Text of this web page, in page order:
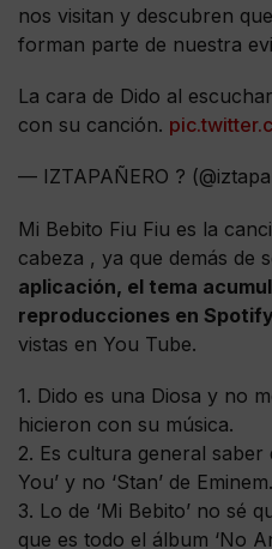
nos visitan y descubren
forman parte de nuestra
La cara de Dido al
con su canción.
— IZTAPAÑERO ?
Mi Bebito Fiu Fiu es la
cabeza , ya que demás de
aplicación, el tema
reproducciones en
vistas en You Tube.
1. Dido es una Diosa y no
hicieron con su música.
2. Es cultura general saber
You’ y no ‘Stan’ de Eminem.
3. Lo de ‘Mi Bebito’ no sé
que es todo el álbum ‘No